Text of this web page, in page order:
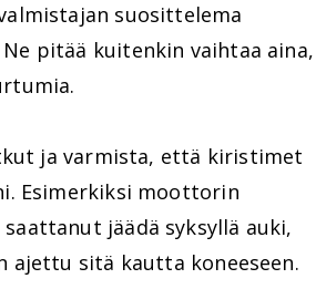
suosittelema
pitää kuitenkin vaihtaa aina,
ja varmista, että kiristimet
Esimerkiksi moottorin
jäädä syksyllä auki,
ajettu sitä kautta koneeseen.